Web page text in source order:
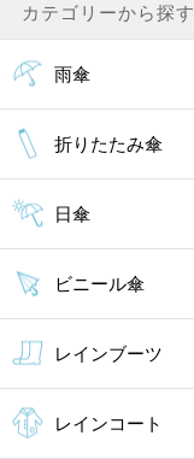
カテゴリーから探す
雨傘
折りたたみ傘
日傘
ビニール傘
レインブーツ
レインコート